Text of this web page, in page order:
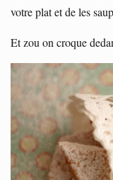
votre plat et de les
Et zou on croque